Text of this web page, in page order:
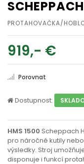
PROTAHOVAČKA/
919,- €
Porovnat
Dostupnost:
HMS 1500 Scheppach
pro náročné kutily
výsledky. Stroj
disponuje i funkcí